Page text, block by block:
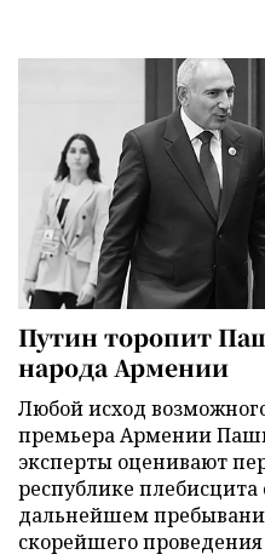
Путин торопит
народа Армении
Любой исход
премьера Армении
эксперты оценивают
республике
дальнейшем
скорейшего